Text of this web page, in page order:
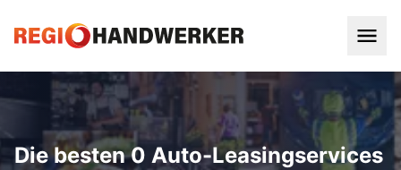
Die besten 0 Auto-Leasingservices